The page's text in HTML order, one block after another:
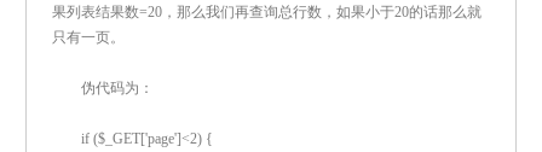
果列表结果数=20，那么我们再查询总行数，如果小于20的话那么就
只有一页。
伪代码为：
if ($_GET['page']<2) {